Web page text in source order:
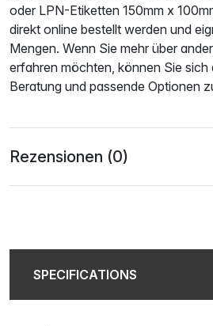
oder LPN-Etiketten 150mm x
direkt online bestellt werden und
Mengen. Wenn Sie mehr über
erfahren möchten, können Sie
Beratung und passende Optionen
Rezensionen (0)
SPECIFICATIONS